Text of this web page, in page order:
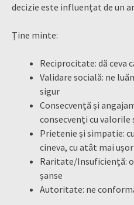
decizie este influențat de un
Ține minte:
Reciprocitate: dă ceva
Validare socială: ne
sigur
Consecvență și
consecvenți cu
Prietenie și simpatie:
cineva, cu atât mai
Raritate/Insuficiență:
șanse
Autoritate: ne